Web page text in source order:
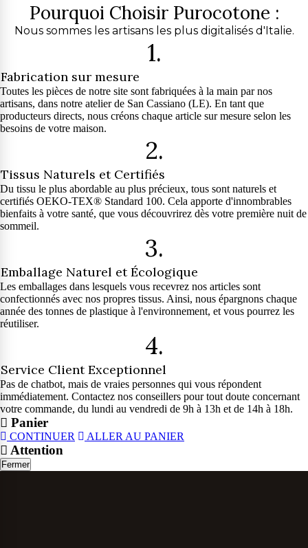
Pourquoi Choisir Purocotone :
Nous sommes les artisans les plus digitalisés d'Italie.
1.
Fabrication sur mesure
Toutes les pièces de notre site sont fabriquées à la main par nos
artisans, dans notre atelier de San Cassiano (LE). En tant que
producteurs directs, nous créons chaque article sur mesure selon les
besoins de votre maison.
2.
Tissus Naturels et Certifiés
Du tissu le plus abordable au plus précieux, tous sont naturels et
certifiés OEKO-TEX® Standard 100. Cela apporte d'innombrables
bienfaits à votre santé, que vous découvrirez dès votre première nuit de
sommeil.
3.
Emballage Naturel et Écologique
Les emballages dans lesquels vous recevrez nos articles sont
confectionnés avec nos propres tissus. Ainsi, nous épargnons chaque
année des tonnes de plastique à l'environnement, et vous pourrez les
réutiliser.
4.
Service Client Exceptionnel
Pas de chatbot, mais de vraies personnes qui vous répondent
immédiatement. Contactez nos conseillers pour tout doute concernant
votre commande, du lundi au vendredi de 9h à 13h et de 14h à 18h.
Panier
CONTINUER ALLER AU PANIER
Attention
Fermer